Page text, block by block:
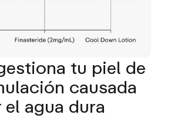
tu piel de
causada
el agua dura